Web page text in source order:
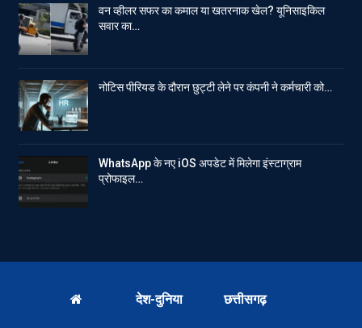
वन व्हीलर सफर का कमाल या खतरनाक खेल? यूनिसाइकिल
सवार का…
नोटिस पीरियड के दौरान छुट्टी लेने पर कंपनी ने कर्मचारी को…
WhatsApp के नए iOS अपडेट में मिलेगा इंस्टाग्राम
प्रोफाइल…
देश-दुनिया छत्तीसगढ़